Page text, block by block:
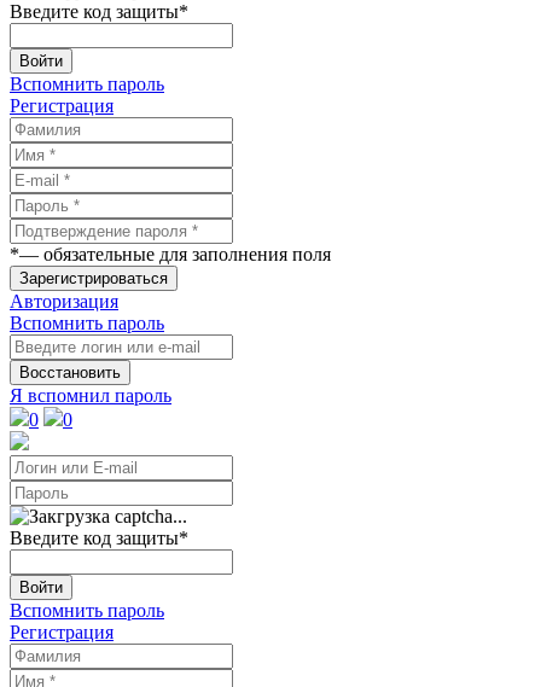
Введите код защиты*
Войти
Вспомнить пароль
Регистрация
*— обязательные для заполнения поля
Зарегистрироваться
Авторизация
Вспомнить пароль
Восстановить
Я вспомнил пароль
0
0
Введите код защиты*
Войти
Вспомнить пароль
Регистрация